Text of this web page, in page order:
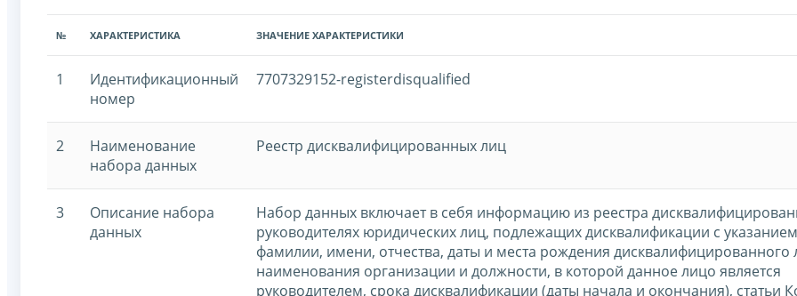
№ ХАРАКТЕРИСТИКА ЗНАЧЕНИЕ ХАРАКТЕРИСТИКИ
1
Идентификационный
номер
7707329152-registerdisqualified
2
Наименование
набора данных
Реестр дисквалифицированных лиц
3
Описание набора
данных
Набор данных включает в себя информацию из реестра
руководителях юридических лиц, подлежащих дисквалификации с
фамилии, имени, отчества, даты и места рождения дисквалифицированного
наименования организации и должности, в которой данное лицо является
руководителем, срока дисквалификации (даты начала и окончания), статьи